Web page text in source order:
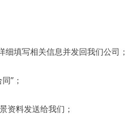
填写相关信息并发回我们公司；
”；
料发送给我们；